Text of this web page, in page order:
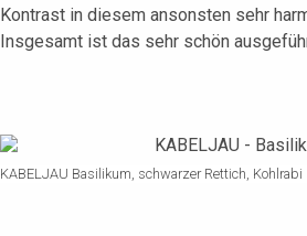
Kontrast in diesem ansonsten sehr
Insgesamt ist das sehr schön
KABELJAU Basilikum, schwarzer Rettich, Kohlrabi